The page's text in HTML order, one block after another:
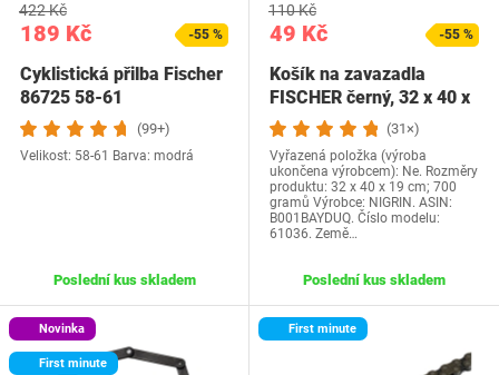
189 Kč
422 Kč
-55 %
Cyklistická přilba Fischer
86725 58-61
(99+)
Velikost: 58-61 Barva: modrá
Poslední kus skladem
49 Kč
110 Kč
-55 %
Košík na zavazadla
FISCHER černý, 32 x 40 x
19 cm
(31×)
Vyřazená položka (výroba
ukončena výrobcem): Ne. Rozměry
produktu: 32 x 40 x 19 cm; 700
gramů Výrobce: NIGRIN. ASIN:
B001BAYDUQ. Číslo modelu:
61036. Země…
Poslední kus skladem
Novinka
First minute
First minute